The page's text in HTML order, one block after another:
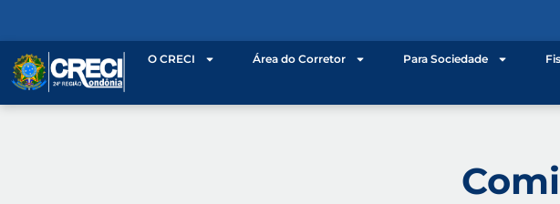
O CRECI Área do Corretor Para Sociedade